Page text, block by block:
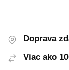
Doprava
Viac ako